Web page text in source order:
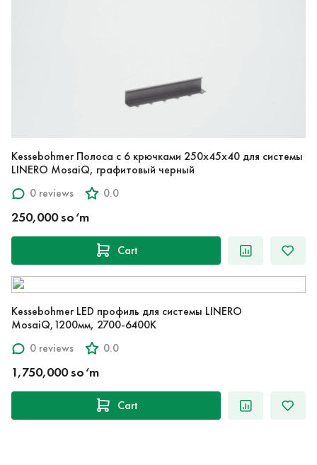
Kessebohmer Полоса с 6 крючками 250x45x40 для системы
LINERO MosaiQ, графитовый черный
0 reviews
0.0
250,000 so‘m
Cart
Kessebohmer LED профиль для системы LINERO
MosaiQ,1200мм, 2700-6400К
0 reviews
0.0
1,750,000 so‘m
Cart